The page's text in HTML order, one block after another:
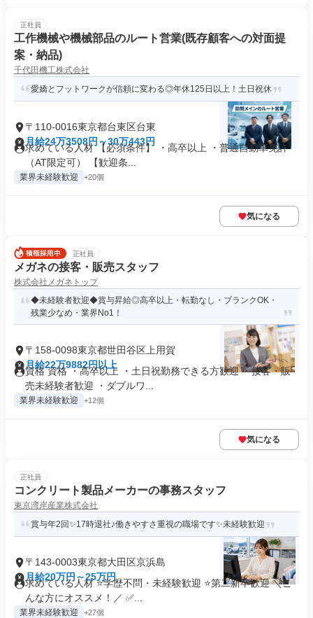
正社員
工作機械や機械部品のルート営業(既存顧客への対面提
案・納品)
千代田機工株式会社
愛嬌とフットワークが信頼に変わる◎年休125日以上！土日祝休
〒110-0016東京都台東区台東
月給24万3508円～30万443円
求めている人材 【必須条件】 ・高卒以上 ・普通自動車免許
（AT限定可） 【歓迎条...
業界未経験歓迎 +20個
気になる
正社員
メガネの接客・販売スタッフ
株式会社メガネトップ
◆未経験者歓迎◆賞与昇給◎高卒以上・転勤なし・ブランクOK・
残業少なめ・業界No1！
〒158-0098東京都世田谷区上用賀
月給22万9882円以上
資格 資格 ・高卒以上 ・土日祝勤務できる方歓迎 ・接客・販
売未経験者歓迎 ・ダブルワ...
業界未経験歓迎 +12個
気になる
正社員
コンクリート製品メーカーの事務スタッフ
東京湾岸産業株式会社
賞与年2回✨17時退社♪働きやすさ重視の職場です✨未経験歓迎
〒143-0003東京都大田区京浜島
月給20万円～25万円
求めている人材 ⭐学歴不問・未経験歓迎 ⭐第二新卒歓迎 ＼こ
んな方にオススメ！／ ✅...
業界未経験歓迎 +27個